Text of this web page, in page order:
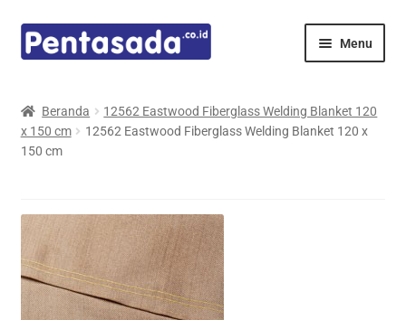
Skip
to
Skip
to
Menu
child
menu
Mindray
Principals
E-Catalogue
Beranda
12562 Eastwood Fiberglass Welding Blanket 120
x 150 cm
12562 Eastwood Fiberglass Welding Blanket 120 x
150 cm